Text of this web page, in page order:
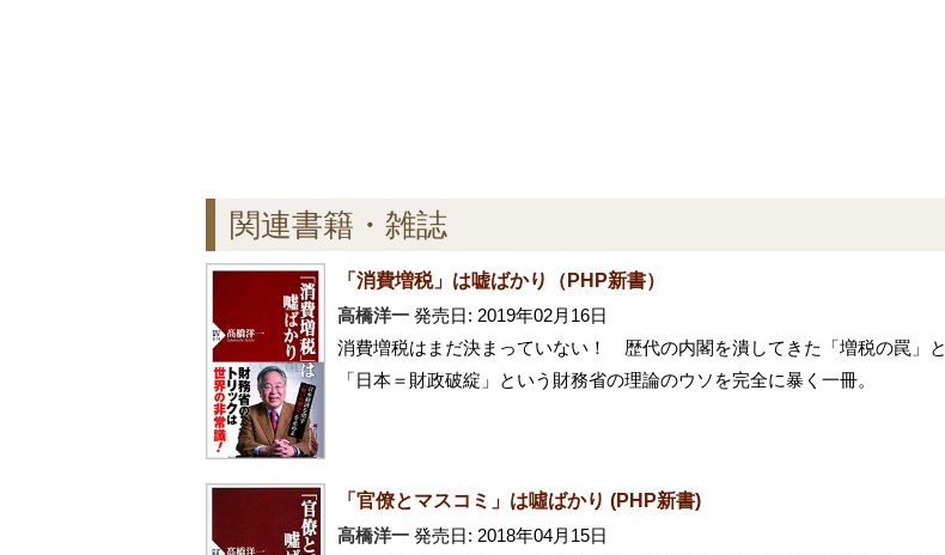
関連書籍・雑誌
「消費増税」は嘘ばかり（PHP新書）
高橋洋一 発売日: 2019年02月16日
消費増税はまだ決まっていない！ 歴代の内閣を潰してきた「増税の罠」と
「日本＝財政破綻」という財務省の理論のウソを完全に暴く一冊。
「官僚とマスコミ」は噓ばかり (PHP新書)
高橋洋一 発売日: 2018年04月15日